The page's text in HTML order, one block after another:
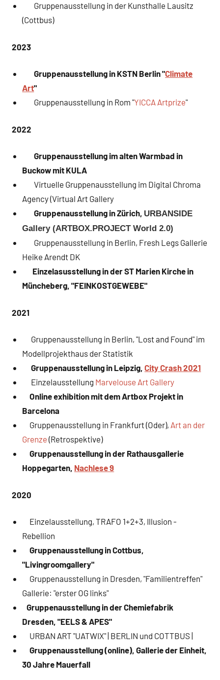
Gruppenausstellung in der Kunsthalle Lausitz
(Cottbus)
2023
Gruppenausstellung in KSTN Berlin "Climate
Art"
Gruppenausstellung in Rom "YICCA Artprize"
2022
Gruppenausstellung im alten Warmbad in
Buckow mit KULA
Virtuelle Gruppenausstellung im Digital Chroma
Agency (Virtual Art Gallery
Gruppenausstellung in Zürich, URBANSIDE
Gallery (ARTBOX.PROJECT World 2.0)
Gruppenausstellung in Berlin, Fresh Legs Gallerie
Heike Arendt DK
Einzelasusstellung in der ST Marien Kirche in
Müncheberg, "FEINKOSTGEWEBE"
2021
Gruppenausstellung in Berlin, "Lost and Found" im
Modellprojekthaus der Statistik
Gruppenausstellung in Leipzig,City Crash 2021
Einzelausstellung Marvelouse Art Gallery
Online exhibition mit dem Artbox Projekt in
Barcelona
Gruppenausstellung in Frankfurt (Oder), Art an der
Grenze (Retrospektive)
Gruppenausstellung in der Rathausgallerie
Hoppegarten, Nachlese 9
2020
Einzelausstellung, TRAFO 1+2+3, Illusion -
Rebellion
Gruppenausstellung in Cottbus,
"Livingroomgallery"
Gruppenausstellung in Dresden, "Familientreffen"
Gallerie: "erster OG links"
Gruppenausstellung in der Chemiefabrik
Dresden, "EELS & APES"
URBAN ART "UATWIX" | BERLIN und COTTBUS |
Gruppenausstellung (online), Gallerie der Einheit,
30 Jahre Mauerfall